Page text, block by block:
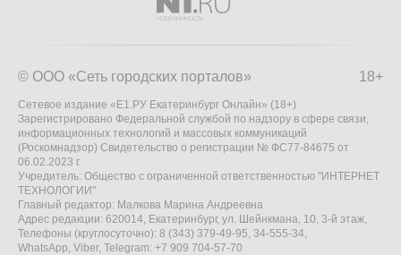
18+
© ООО «Сеть городских порталов»
Сетевое издание «Е1.РУ Екатеринбург Онлайн» (18+)
Зарегистрировано Федеральной службой по надзору в сфере связи,
информационных технологий и массовых коммуникаций
(Роскомнадзор) Свидетельство о регистрации № ФС77-84675 от
06.02.2023 г.
Учредитель: Общество с ограниченной ответственностью "ИНТЕРНЕТ
ТЕХНОЛОГИИ"
Главный редактор: Малкова Марина Андреевна
Адрес редакции: 620014, Екатеринбург, ул. Шейнкмана, 10, 3-й этаж,
Телефоны (круглосуточно): 8 (343) 379-49-95, 34-555-34,
WhatsApp, Viber, Telegram: +7 909 704-57-70